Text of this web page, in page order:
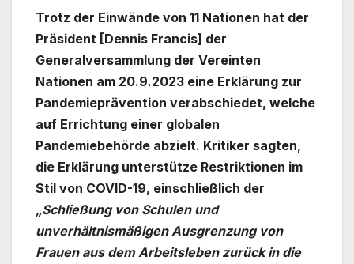
Trotz der Einwände von 11 Nationen hat der
Präsident [Dennis Francis] der
Generalversammlung der Vereinten
Nationen am 20.9.2023 eine Erklärung zur
Pandemieprävention verabschiedet, welche
auf Errichtung einer globalen
Pandemiebehörde abzielt. Kritiker sagten,
die Erklärung unterstütze Restriktionen im
Stil von COVID-19, einschließlich der
„Schließung von Schulen und
unverhältnismäßigen Ausgrenzung von
Frauen aus dem Arbeitsleben zurück in die